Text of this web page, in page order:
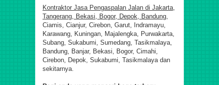
Kontraktor Jasa Pengaspalan Jalan di Jakarta,
Tangerang, Bekasi, Bogor, Depok, Bandung,
Ciamis, Cianjur, Cirebon, Garut, Indramayu,
Karawang, Kuningan, Majalengka, Purwakarta,
Subang, Sukabumi, Sumedang, Tasikmalaya,
Bandung, Banjar, Bekasi, Bogor, Cimahi,
Cirebon, Depok, Sukabumi, Tasikmalaya dan
sekitarnya.